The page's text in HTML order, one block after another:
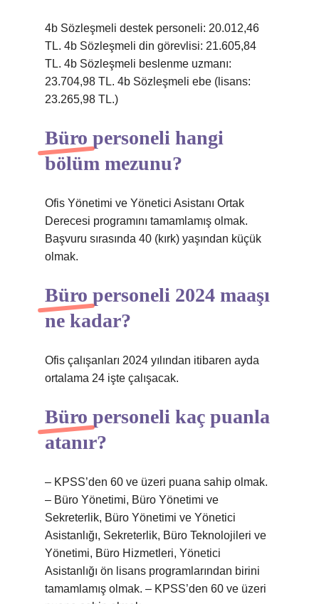
4b Sözleşmeli destek personeli: 20.012,46
TL. 4b Sözleşmeli din görevlisi: 21.605,84
TL. 4b Sözleşmeli beslenme uzmanı:
23.704,98 TL. 4b Sözleşmeli ebe (lisans:
23.265,98 TL.)
Büro personeli hangi
bölüm mezunu?
Ofis Yönetimi ve Yönetici Asistanı Ortak
Derecesi programını tamamlamış olmak.
Başvuru sırasında 40 (kırk) yaşından küçük
olmak.
Büro personeli 2024 maaşı
ne kadar?
Ofis çalışanları 2024 yılından itibaren ayda
ortalama 24 işte çalışacak.
Büro personeli kaç puanla
atanır?
– KPSS’den 60 ve üzeri puana sahip olmak.
– Büro Yönetimi, Büro Yönetimi ve
Sekreterlik, Büro Yönetimi ve Yönetici
Asistanlığı, Sekreterlik, Büro Teknolojileri ve
Yönetimi, Büro Hizmetleri, Yönetici
Asistanlığı ön lisans programlarından birini
tamamlamış olmak. – KPSS’den 60 ve üzeri